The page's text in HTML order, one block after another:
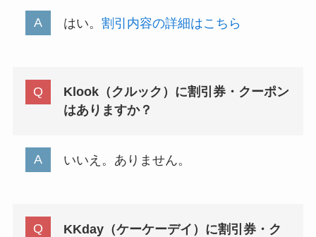
はい。 割引内容の詳細はこちら
Klook（クルック）に割引券・クーポン
はありますか？
いいえ。ありません。
KKday（ケーケーデイ）に割引券・ク